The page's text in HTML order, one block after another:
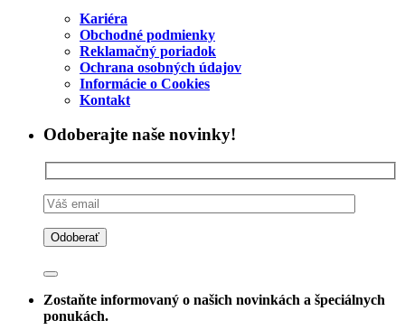
Kariéra
Obchodné podmienky
Reklamačný poriadok
Ochrana osobných údajov
Informácie o Cookies
Kontakt
Odoberajte naše novinky!
Zostaňte informovaný o našich novinkách a špeciálnych
ponukách.